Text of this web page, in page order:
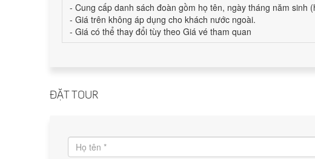
- Cung cấp danh sách đoàn gồm họ tên, ngày tháng năm sinh
- Giá trên không áp dụng cho khách nước ngoài.
- Giá có thể thay đổi tùy theo Giá vé tham quan
ĐẶT TOUR